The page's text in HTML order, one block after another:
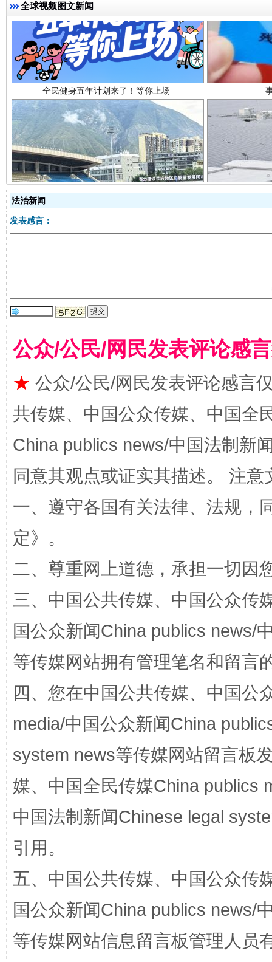
全球视频图文新闻
全民健身五年计划来了！等你上场
阿坝州三大球赛在茂县开幕 规模
国家大学科技园优化重塑工作
扯下公款旅游的“隐身衣” 如何以
“蜀中异人”王建安的艺术幻境
完善运行机制助力责任有效落实 一纸欠
法治新闻
发表感言：
公众/公民/网民发表评论感
★ 公众/公民/网民发表评论感言
共传媒、中国公众传媒、中国全
China publics news/中国法制新
同意其观点或证实其描述。 注
一、遵守各国有关法律、法规，
定》。
二、尊重网上道德，承担一切因
三、中国公共传媒、中国公众传
国公众新闻China publics news/
等传媒网站拥有管理笔名和留言
四、您在中国公共传媒、中国公
media/中国公众新闻China
system news等传媒网站留言板
媒、中国全民传媒China publics
中国法制新闻Chinese legal
引用。
五、中国公共传媒、中国公众传
国公众新闻China publics news/
等传媒网站信息留言板管理人员